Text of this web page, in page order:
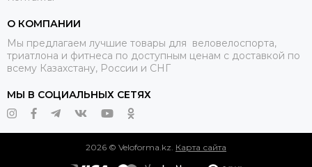
О КОМПАНИИ
Мы предлагаем лучшие товары для веловелоспорта,
триатлона и фитнеса по доступным ценам с доставкой по
всему Казахстану, России и СНГ
МЫ В СОЦИАЛЬНЫХ СЕТЯХ
2026 © Veloforma.kz. Карта сайта